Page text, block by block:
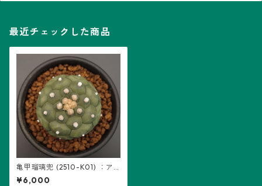
最近チェックした商品
亀甲瑠璃兜 (2510-K01) ：ア
ストロフィツム属 ※実生
¥6,000